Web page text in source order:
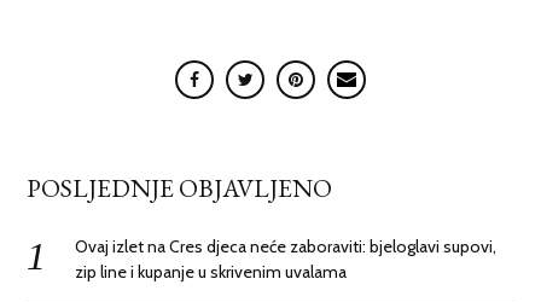
POSLJEDNJE OBJAVLJENO
Ovaj izlet na Cres djeca neće zaboraviti: bjeloglavi supovi,
zip line i kupanje u skrivenim uvalama